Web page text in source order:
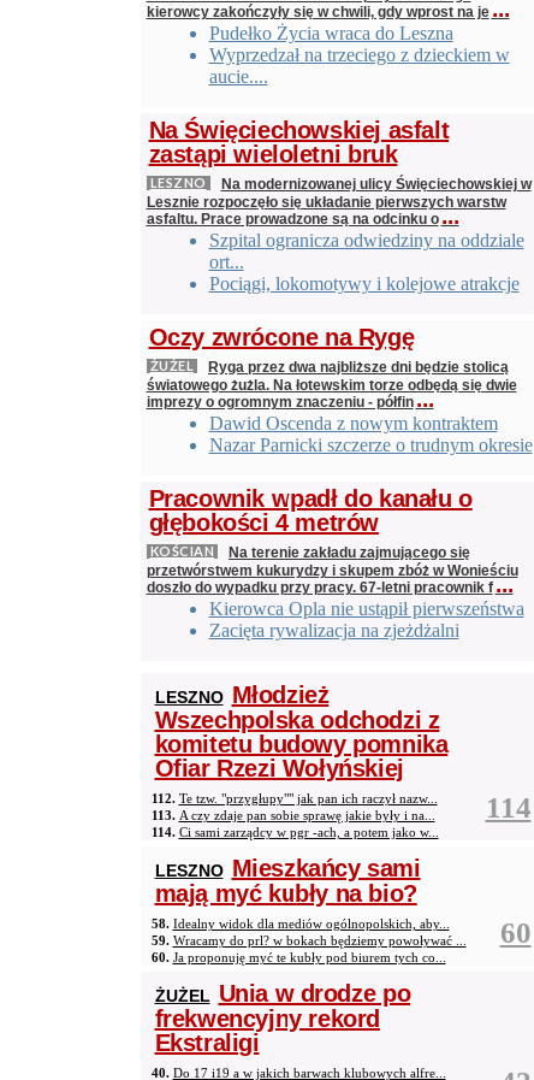
kierowcy zakończyły się w chwili, gdy wprost na je ...
Pudełko Życia wraca do Leszna
Wyprzedzał na trzeciego z dzieckiem w
aucie....
Na Święciechowskiej asfalt
zastąpi wieloletni bruk
LESZNO
Na modernizowanej ulicy Święciechowskiej w
Lesznie rozpoczęło się układanie pierwszych warstw
asfaltu. Prace prowadzone są na odcinku o...
Szpital ogranicza odwiedziny na oddziale
ort...
Pociągi, lokomotywy i kolejowe atrakcje
Oczy zwrócone na Rygę
ŻUŻEL
Ryga przez dwa najbliższe dni będzie stolicą
światowego żużla. Na łotewskim torze odbędą się dwie
imprezy o ogromnym znaczeniu - półfin...
Dawid Oscenda z nowym kontraktem
Nazar Parnicki szczerze o trudnym okresie
Pracownik wpadł do kanału o
głębokości 4 metrów
KOŚCIAN
Na terenie zakładu zajmującego się
przetwórstwem kukurydzy i skupem zbóż w Wonieściu
doszło do wypadku przy pracy. 67-letni pracownik f...
Kierowca Opla nie ustąpił pierwszeństwa
Zacięta rywalizacja na zjeżdżalni
LESZNO Młodzież
Wszechpolska odchodzi z
komitetu budowy pomnika
Ofiar Rzezi Wołyńskiej
112. Te tzw. "przygłupy"" jak pan ich raczył nazw...
113. A czy zdaje pan sobie sprawę jakie były i na...
114. Ci sami zarządcy w pgr -ach, a potem jako w...
114
LESZNO Mieszkańcy sami
mają myć kubły na bio?
58. Idealny widok dla mediów ogólnopolskich, aby...
59. Wracamy do prl? w bokach będziemy powoływać ...
60. Ja proponuję myć te kubły pod biurem tych co...
60
ŻUŻEL Unia w drodze po
frekwencyjny rekord
Ekstraligi
40. Do 17 i19 a w jakich barwach klubowych alfre...